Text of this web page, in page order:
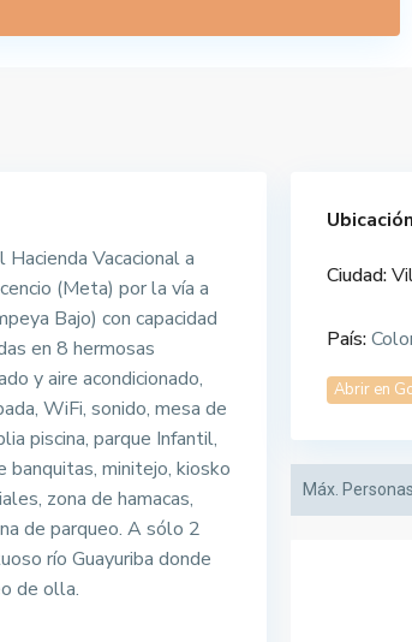
Vacacional a
(Meta) por la vía a
Bajo) con capacidad
en 8 hermosas
y aire acondicionado,
WiFi, sonido, mesa de
piscina, parque Infantil,
banquitas, minitejo, kiosko
zona de hamacas,
de parqueo. A sólo 2
río Guayuriba donde
de olla.
Ubicación
Ciudad:
País:
Abrir en
Máx.